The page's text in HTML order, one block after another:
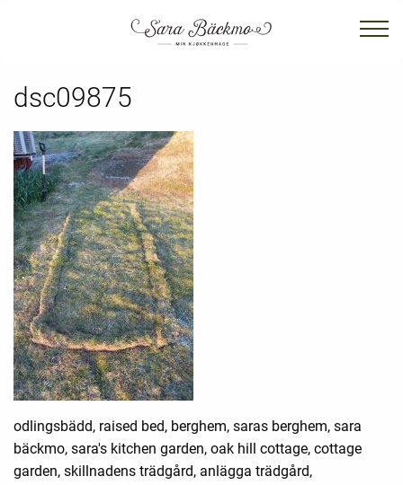
dsc09875
odlingsbädd, raised bed, berghem, saras berghem, sara
bäckmo, sara's kitchen garden, oak hill cottage, cottage
garden, skillnadens trädgård, anlägga trädgård,